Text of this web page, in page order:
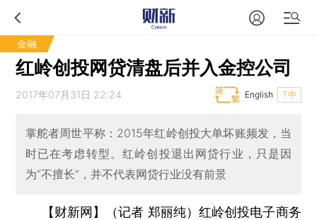
金融
红岭创投网贷清盘后并入金控公司
2017年07月31日 22:24 T中
English
掌舵者周世平称：2015年红岭创投大单坏账频发，当
时已在考虑转型。红岭创投退出网贷行业，只是因
为“不擅长”，并不代表网贷行业没有前景
【财新网】（记者 郑丽纯） 红岭创投电子商务